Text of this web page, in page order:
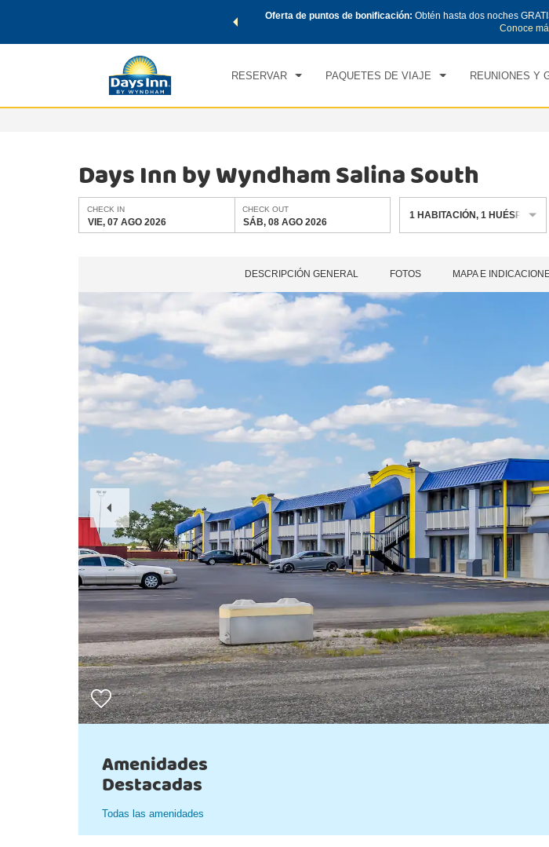
de Wyndham, además, gana puntos Wyndham Rewards
Oferta de puntos de bonificación:Obtén hasta dos noches
Conoce
RESERVAR PAQUETES DE VIAJE REUNIONES Y
CHECK IN CHECK OUT
SÁB, 08 AGO 2026
Days Inn by Wyndham Salina South
CHECK IN
VIE, 07 AGO 2026
CHECK OUT
SÁB, 08 AGO 2026
1 HABITACIÓN,1 HUÉSPED
DESCRIPCIÓN GENERAL FOTOS MAPA E
Previous
Slide
Amenidades
Destacadas
Todas las amenidades